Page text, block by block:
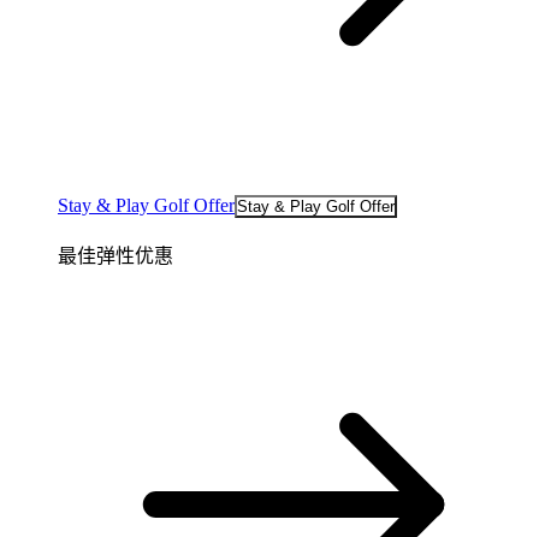
Stay & Play Golf OfferStay & Play Golf Offer
最佳弹性优惠